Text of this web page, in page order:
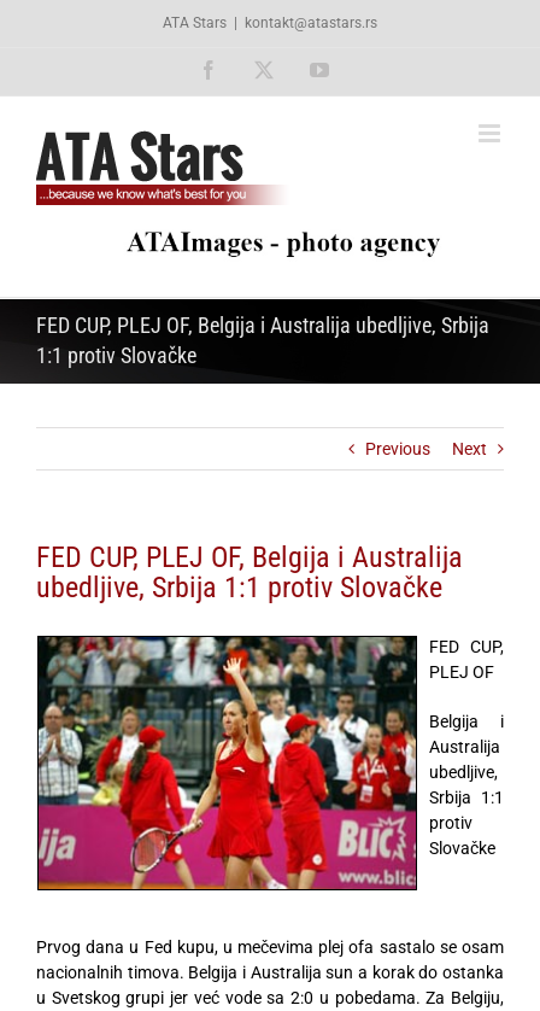
ATA Stars kontakt@atastars.rs
Facebook YouTube
FED CUP, PLEJ OF, Belgija i Australija ubedljive, Srbija
1:1 protiv Slovačke
Previous Next
FED CUP, PLEJ OF, Belgija i Australija
ubedljive, Srbija 1:1 protiv Slovačke
FED CUP,
PLEJ OF
Belgija i
Australija
ubedljive,
Srbija 1:1
protiv
Slovačke
Prvog dana u Fed kupu, u mečevima plej ofa sastalo se osam
nacionalnih timova. Belgija i Australija sun a korak do ostanka
u Svetskog grupi jer već vode sa 2:0 u pobedama. Za Belgiju,